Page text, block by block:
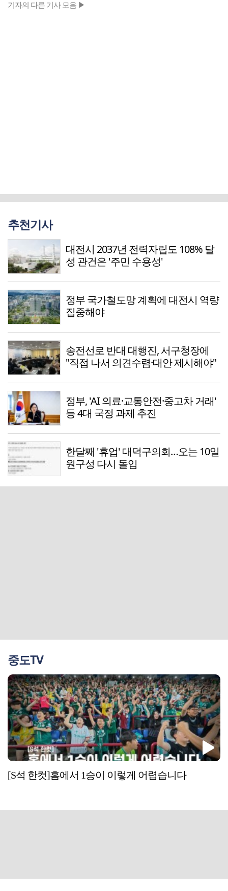
기자의 다른 기사 모음 ▶
추천기사
대전시 2037년 전력자립도 108% 달
성 관건은 '주민 수용성'
정부 국가철도망 계획에 대전시 역량
집중해야
송전선로 반대 대행진, 서구청장에
"직접 나서 의견수렴·대안 제시해야"
정부, 'AI 의료·교통안전·중고차 거래'
등 4대 국정 과제 추진
한달째 '휴업' 대덕구의회…오는 10일
원구성 다시 돌입
중도TV
[S석 한컷]홈에서 1승이 이렇게 어렵습니다